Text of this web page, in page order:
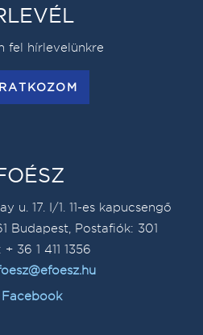
fel hírlevelünkre
u. 17. I/1. 11-es kapucsengő
Budapest, Postafiók: 301
36 1 411 1356
Facebook